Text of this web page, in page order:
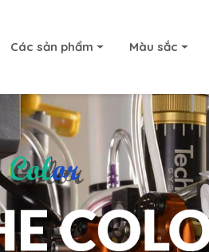
Các sản phẩm Màu sắc